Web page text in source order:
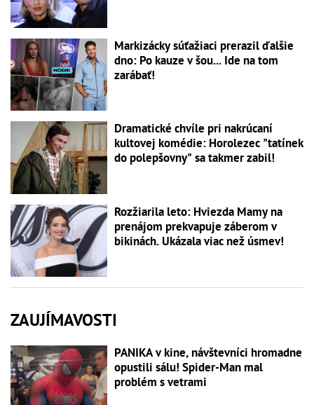
Markizácky súťažiaci prerazil ďalšie
dno: Po kauze v šou... Ide na tom
zarábať!
Dramatické chvíle pri nakrúcaní
kultovej komédie: Horolezec "tatínek
do polepšovny" sa takmer zabil!
Rozžiarila leto: Hviezda Mamy na
prenájom prekvapuje záberom v
bikinách. Ukázala viac než úsmev!
ZAUJÍMAVOSTI
PANIKA v kine, návštevníci hromadne
opustili sálu! Spider-Man mal
problém s vetrami